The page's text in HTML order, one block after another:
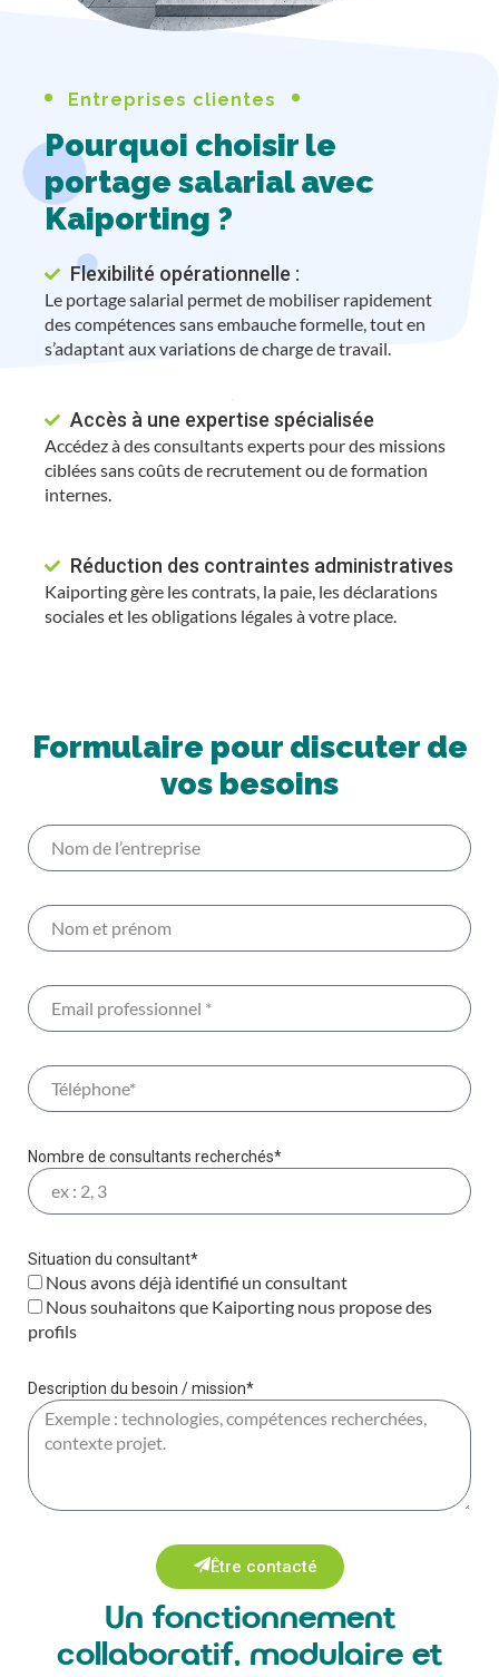
Entreprises clientes
Pourquoi choisir le
portage salarial avec
Kaiporting ?
Flexibilité opérationnelle :
Le portage salarial permet de mobiliser rapidement
des compétences sans embauche formelle, tout en
s’adaptant aux variations de charge de travail.
Accès à une expertise spécialisée
Accédez à des consultants experts pour des missions
ciblées sans coûts de recrutement ou de formation
internes.
Réduction des contraintes administratives
Kaiporting gère les contrats, la paie, les déclarations
sociales et les obligations légales à votre place.
Formulaire pour discuter de
vos besoins
Nombre de consultants recherchés*
Situation du consultant*
Nous avons déjà identifié un consultant
Nous souhaitons que Kaiporting nous propose des
profils
Description du besoin / mission*
Être contacté
Un fonctionnement
collaboratif, modulaire et